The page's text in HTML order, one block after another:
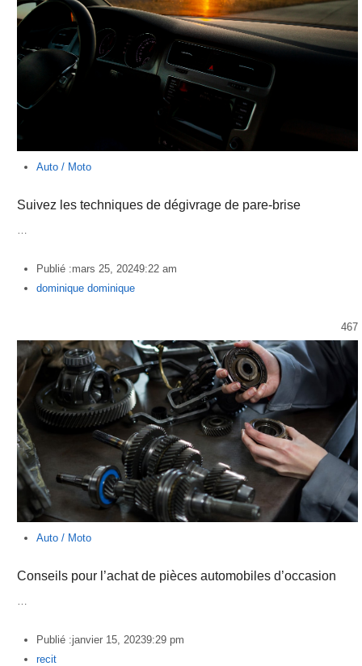
Auto / Moto
Suivez les techniques de dégivrage de pare-brise
Publié :mars 25, 20249:22 am
Author
dominique dominique
467
Auto / Moto
Conseils pour l’achat de pièces automobiles d’occasion
Publié :janvier 15, 20239:29 pm
Author
recit